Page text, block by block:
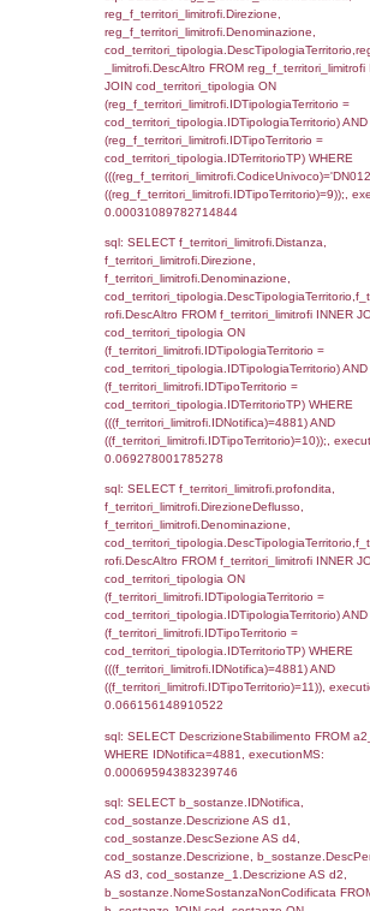
sql: SELECT
rofi.DescAltro FROM
cod_territori_tipologia ON
0.07136607170105
sql: SELECT
_limitrofi.DescAltro
JOIN
0.0004119873046875